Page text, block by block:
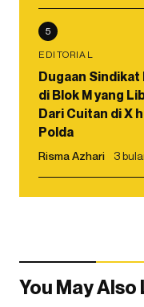
5
EDITORIAL
Dugaan
di Blok M yang
Dari Cuitan di X
Polda
Risma Azhari 3
You May Also